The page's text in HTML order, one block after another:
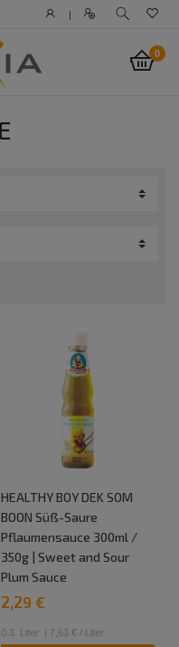
|
0
HEALTHY BOY DEK SOM
BOON Süß-Saure
Pflaumensauce 300ml /
350g | Sweet and Sour
Plum Sauce
2,29 €
0.3 Liter | 7,63 € / Liter